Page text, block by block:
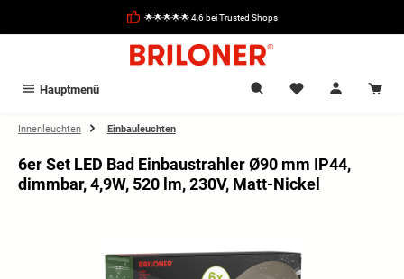
🌟🌟🌟🌟🌟 4,6 bei Trusted Shops
Hauptmenü
Innenleuchten Einbauleuchten
6er Set LED Bad Einbaustrahler Ø90 mm IP44,
dimmbar, 4,9W, 520 lm, 230V, Matt-Nickel